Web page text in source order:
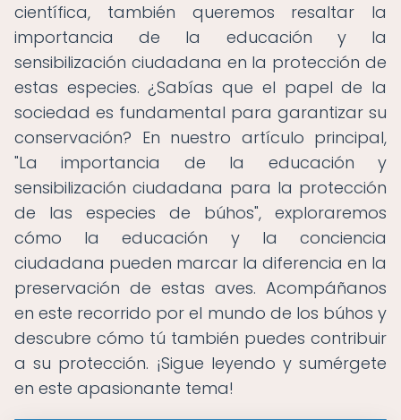
científica, también queremos resaltar la
importancia de la educación y la
sensibilización ciudadana en la protección de
estas especies. ¿Sabías que el papel de la
sociedad es fundamental para garantizar su
conservación? En nuestro artículo principal,
"La importancia de la educación y
sensibilización ciudadana para la protección
de las especies de búhos", exploraremos
cómo la educación y la conciencia
ciudadana pueden marcar la diferencia en la
preservación de estas aves. Acompáñanos
en este recorrido por el mundo de los búhos y
descubre cómo tú también puedes contribuir
a su protección. ¡Sigue leyendo y sumérgete
en este apasionante tema!